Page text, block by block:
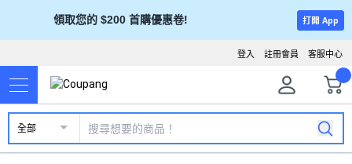
領取您的 $200 首購優惠卷! 打開 App
客服中心
註冊會員
登入
全部